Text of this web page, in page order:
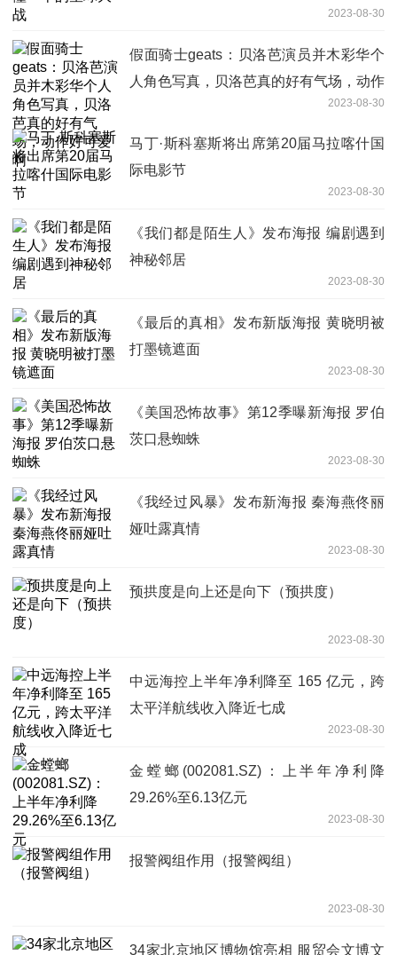
2023-08-30
假面骑士geats：贝洛芭演员并木彩华个
人角色写真，贝洛芭真的好有气场，动作
2023-08-30
马丁·斯科塞斯将出席第20届马拉喀什国
际电影节
2023-08-30
《我们都是陌生人》发布海报 编剧遇到
神秘邻居
2023-08-30
《最后的真相》发布新版海报 黄晓明被
打墨镜遮面
2023-08-30
《美国恐怖故事》第12季曝新海报 罗伯
茨口悬蜘蛛
2023-08-30
《我经过风暴》发布新海报 秦海燕佟丽
娅吐露真情
2023-08-30
预拱度是向上还是向下（预拱度）
2023-08-30
中远海控上半年净利降至 165 亿元，跨
太平洋航线收入降近七成
2023-08-30
金螳螂(002081.SZ)：上半年净利降
29.26%至6.13亿元
2023-08-30
报警阀组作用（报警阀组）
2023-08-30
34家北京地区博物馆亮相 服贸会文博文